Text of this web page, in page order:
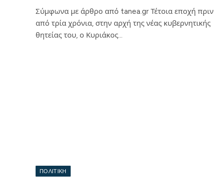
Σύμφωνα με άρθρο από tanea.gr Τέτοια εποχή πριν
από τρία χρόνια, στην αρχή της νέας κυβερνητικής
θητείας του, ο Κυριάκος…
ΠΟΛΙΤΙΚΗ